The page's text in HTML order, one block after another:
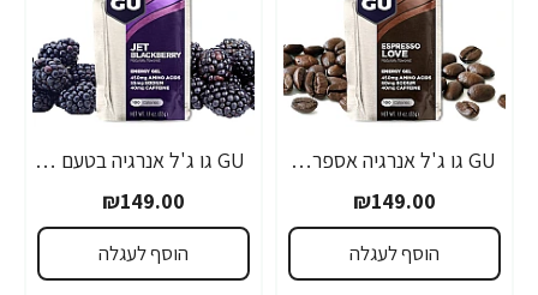
GU גו ג'ל אנרגיה אספרסו 32 גרם - 24 יחידות
₪149.00
הוסף לעגלה
GU גו ג'ל אנרגיה בטעם פטל שחור 32 גרם - 24 יחידות
₪149.00
הוסף לעגלה